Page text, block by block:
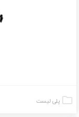
پلی لیست